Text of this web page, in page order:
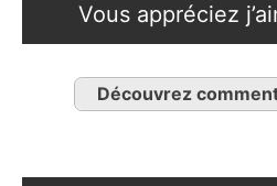
Vous appréciez
Découvrez